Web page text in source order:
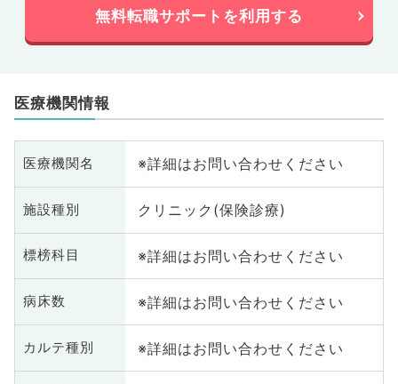
無料転職サポートを利用する
医療機関情報
医療機関名 ※詳細はお問い合わせください
施設種別 クリニック(保険診療)
標榜科目 ※詳細はお問い合わせください
病床数 ※詳細はお問い合わせください
カルテ種別 ※詳細はお問い合わせください